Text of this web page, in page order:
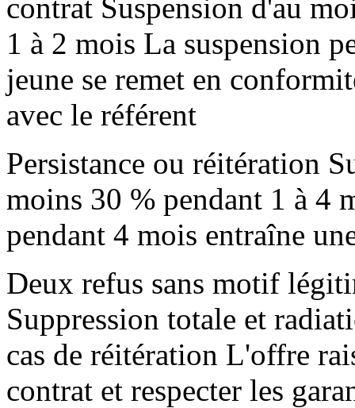
contrat Suspension d'au
1 à 2 mois La suspension
jeune se remet en
avec le référent
Persistance ou réitération
moins 30 % pendant 1 à 4
pendant 4 mois entraîne
Deux refus sans motif
Suppression totale et
cas de réitération L'offre
contrat et respecter les